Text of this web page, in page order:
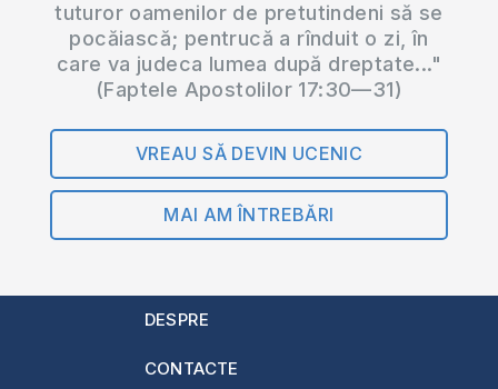
tuturor oamenilor de pretutindeni să se
pocăiască; pentrucă a rînduit o zi, în
care va judeca lumea după dreptate..."
(Faptele Apostolilor 17:30—31)
VREAU SĂ DEVIN UCENIC
MAI AM ÎNTREBĂRI
DESPRE
CONTACTE